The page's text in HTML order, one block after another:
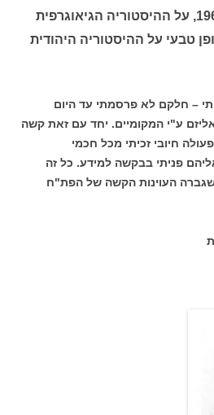
שערכתי, החל משנת 1969, על ההיסטוריה הגיאוגרפית
טבעי על ההיסטוריה היהודית
– חלקם לא פרסמתי עד היום
ע"י המקומיים. יחד עם זאת קשה
חיובי זכיתי מכל חכמי
פניתי בבקשה למידע. כל זה
ה-70 ולפני שגברה העוינות הקשה של הפת"ח